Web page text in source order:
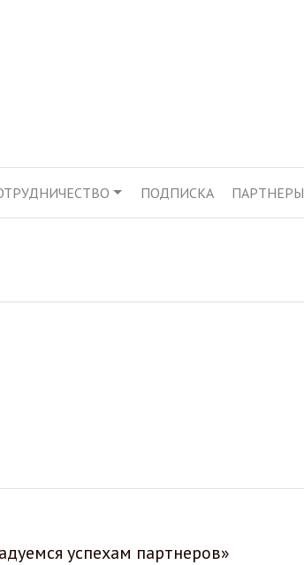
ПОДПИСКА ПАРТНЕРЫ
успехам партнеров»